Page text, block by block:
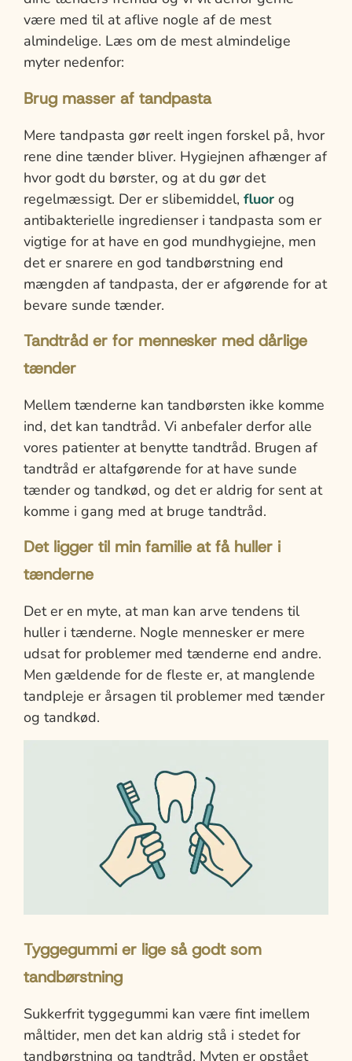
være med til at aflive nogle af de mest
almindelige. Læs om de mest almindelige
myter nedenfor:
Brug masser af tandpasta
Mere tandpasta gør reelt ingen forskel på, hvor
rene dine tænder bliver. Hygiejnen afhænger af
hvor godt du børster, og at du gør det
regelmæssigt. Der er slibemiddel, fluor og
antibakterielle ingredienser i tandpasta som er
vigtige for at have en god mundhygiejne, men
det er snarere en god tandbørstning end
mængden af tandpasta, der er afgørende for at
bevare sunde tænder.
Tandtråd er for mennesker med dårlige
tænder
Mellem tænderne kan tandbørsten ikke komme
ind, det kan tandtråd. Vi anbefaler derfor alle
vores patienter at benytte tandtråd. Brugen af
tandtråd er altafgørende for at have sunde
tænder og tandkød, og det er aldrig for sent at
komme i gang med at bruge tandtråd.
Det ligger til min familie at få huller i
tænderne
Det er en myte, at man kan arve tendens til
huller i tænderne. Nogle mennesker er mere
udsat for problemer med tænderne end andre.
Men gældende for de fleste er, at manglende
tandpleje er årsagen til problemer med tænder
og tandkød.
Tyggegummi er lige så godt som
tandbørstning
Sukkerfrit tyggegummi kan være fint imellem
måltider, men det kan aldrig stå i stedet for
tandbørstning og tandtråd. Myten er opstået